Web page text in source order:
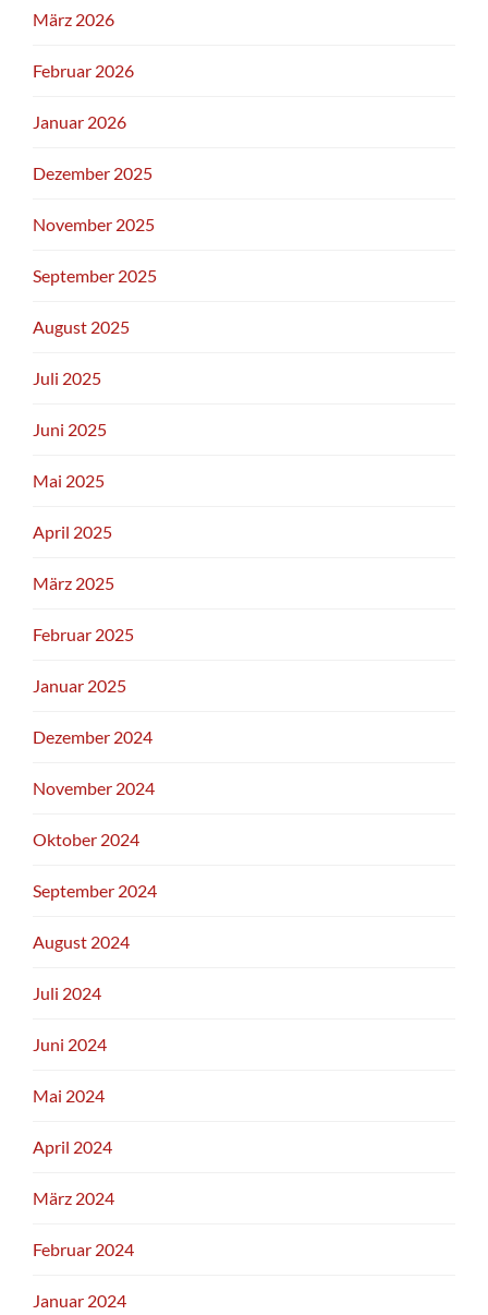
März 2026
Februar 2026
Januar 2026
Dezember 2025
November 2025
September 2025
August 2025
Juli 2025
Juni 2025
Mai 2025
April 2025
März 2025
Februar 2025
Januar 2025
Dezember 2024
November 2024
Oktober 2024
September 2024
August 2024
Juli 2024
Juni 2024
Mai 2024
April 2024
März 2024
Februar 2024
Januar 2024